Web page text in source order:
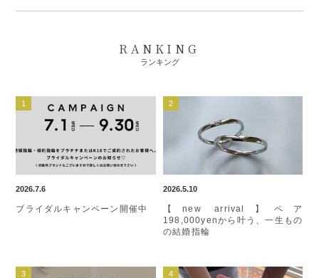
RANKING
ランキング
2026.7.6
ブライダルキャンペーン開催中
2026.5.10
【new arrival】ペア
198,000yenから叶う、一生もの
の結婚指輪